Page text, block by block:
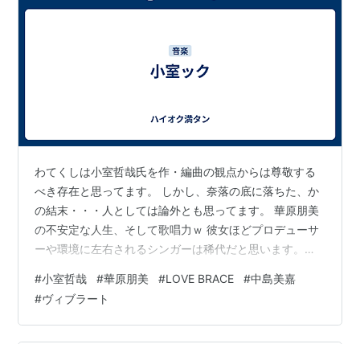
わてくしは小室哲哉氏を作・編曲の観点からは尊敬する
べき存在と思ってます。 しかし、奈落の底に落ちた、か
の結末・・・人としては論外とも思ってます。 華原朋美
の不安定な人生、そして歌唱力ｗ 彼女ほどプロデューサ
ーや環境に左右されるシンガーは稀代だと思います。
期に限るｗ）が歌ったら化けると思いませんか？ かつて
の華原朋美のヴィブラートは機械的・・・中島美嘉の方
が人間的でした。 彼女がドリカムに影響を受けてい
#小室哲哉 #華原朋美 #LOVE BRACE #中島美嘉
#ヴィブラート